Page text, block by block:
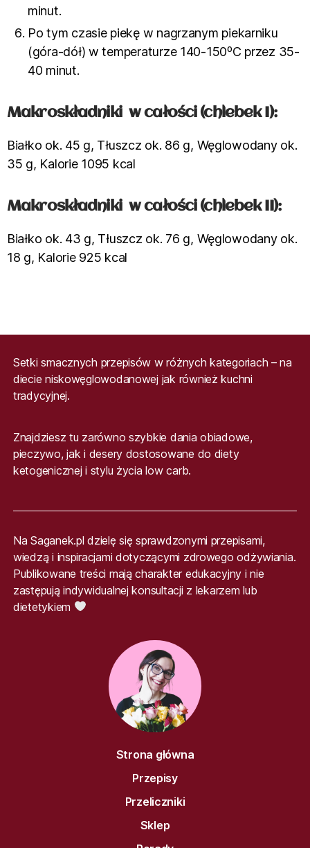
minut.
Po tym czasie piekę w nagrzanym piekarniku
(góra-dół) w temperaturze 140-150⁰C przez 35-
40 minut.
Makroskładniki w całości (chlebek I):
Białko ok. 45 g, Tłuszcz ok. 86 g, Węglowodany ok.
35 g, Kalorie 1095 kcal
Makroskładniki w całości (chlebek II):
Białko ok. 43 g, Tłuszcz ok. 76 g, Węglowodany ok.
18 g, Kalorie 925 kcal
Setki smacznych przepisów w różnych kategoriach – na
diecie niskowęglowodanowej jak również kuchni
tradycyjnej.
Znajdziesz tu zarówno szybkie dania obiadowe,
pieczywo, jak i desery dostosowane do diety
ketogenicznej i stylu życia low carb.
Na Saganek.pl dzielę się sprawdzonymi przepisami,
wiedzą i inspiracjami dotyczącymi zdrowego odżywiania.
Publikowane treści mają charakter edukacyjny i nie
zastępują indywidualnej konsultacji z lekarzem lub
dietetykiem
Strona główna
Przepisy
Przeliczniki
Sklep